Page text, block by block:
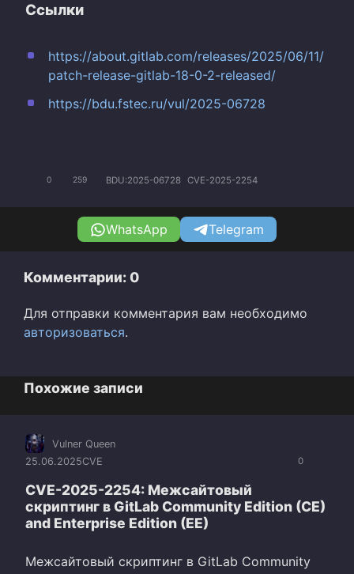
Ссылки
https://about.gitlab.com/releases/2025/06/11/
patch-release-gitlab-18-0-2-released/
https://bdu.fstec.ru/vul/2025-06728
0 259 BDU:2025-06728 CVE-2025-2254
WhatsApp Telegram
Комментарии: 0
Для отправки комментария вам необходимо
авторизоваться.
Похожие записи
0
Vulner Queen
25.06.2025CVE
CVE-2025-2254: Межсайтовый
скриптинг в GitLab Community Edition (CE)
and Enterprise Edition (EE)
Межсайтовый скриптинг в GitLab Community